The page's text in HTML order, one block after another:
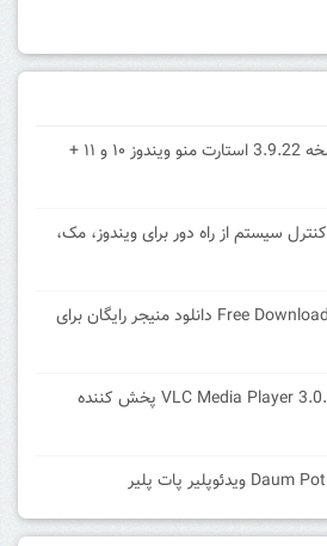
دانلود StartAllBack نسخه 3.9.22 استارت منو ویندوز ۱۰ و ۱۱ +
دانلود AnyDesk 9.6.1 کنترل سیستم از راه دور برای ویندوز، مک،
دانلود Free Download Manager 6.30 دانلود منیجر رایگان برای
دانلود VLC Media Player 3.0.21 Win/macOS پخش کننده